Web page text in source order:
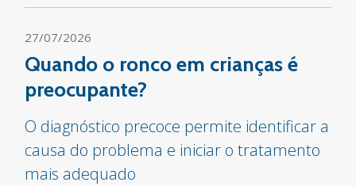
27/07/2026
Quando o ronco em crianças é
preocupante?
O diagnóstico precoce permite identificar a
causa do problema e iniciar o tratamento
mais adequado